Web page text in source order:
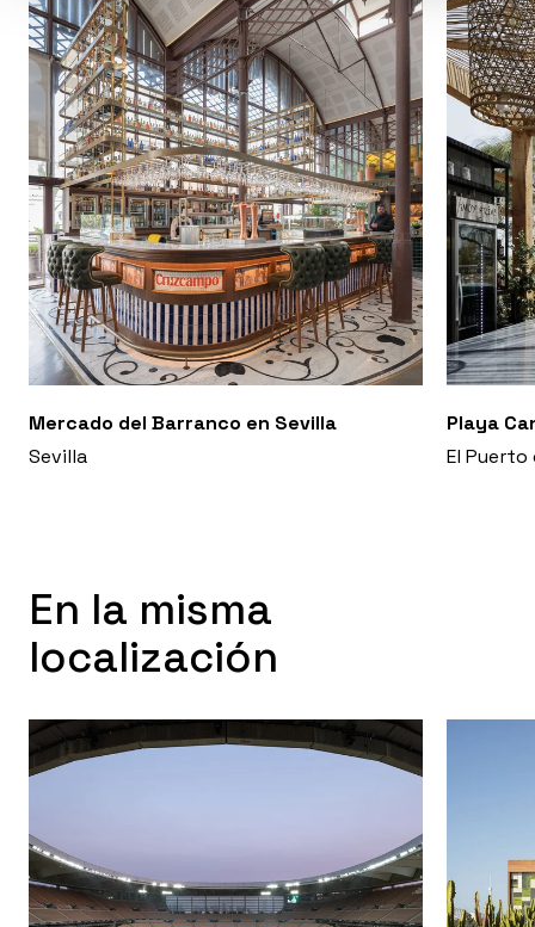
Mercado del Barranco en Sevilla
Sevilla
Playa
El Puerto
En la misma
localización